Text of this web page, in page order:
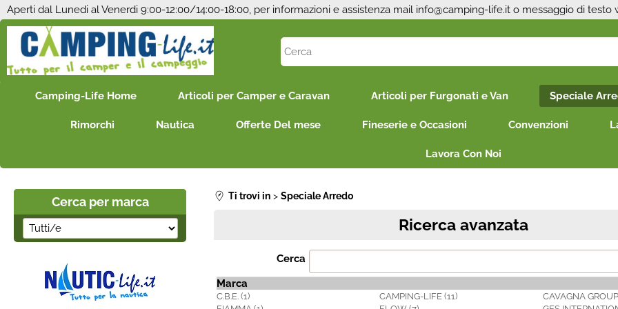
Aperti dal Lunedi al Venerdi 9:00-12:00/14:00-18:00, per informazioni e assistenza mail info@camping-life.it o messaggio di testo
Per
poi
Camping-Life Home Articoli per Camper e Caravan Articoli per Furgonati e Van Speciale
Rimorchi Nautica Offerte Del mese Fineserie e Occasioni Convenzioni
Lavora Con Noi
Cerca per marca Ti trovi in Speciale Arredo
Ricerca avanzata
Cerca
Marca
C.B.E. (1) CAMPING-LIFE (11)
CAVAGNA